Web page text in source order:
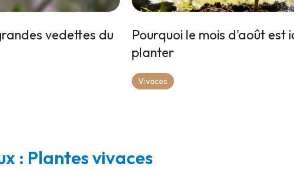
vedettes du
Pourquoi le mois d'août est
planter
Vivaces
: Plantes vivaces